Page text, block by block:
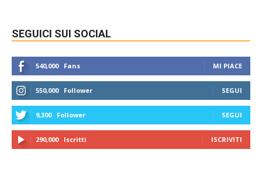
SEGUICI SUI SOCIAL
540,000 Fans MI PIACE
550,000 Follower SEGUI
9,300 Follower SEGUI
290,000 Iscritti ISCRIVITI